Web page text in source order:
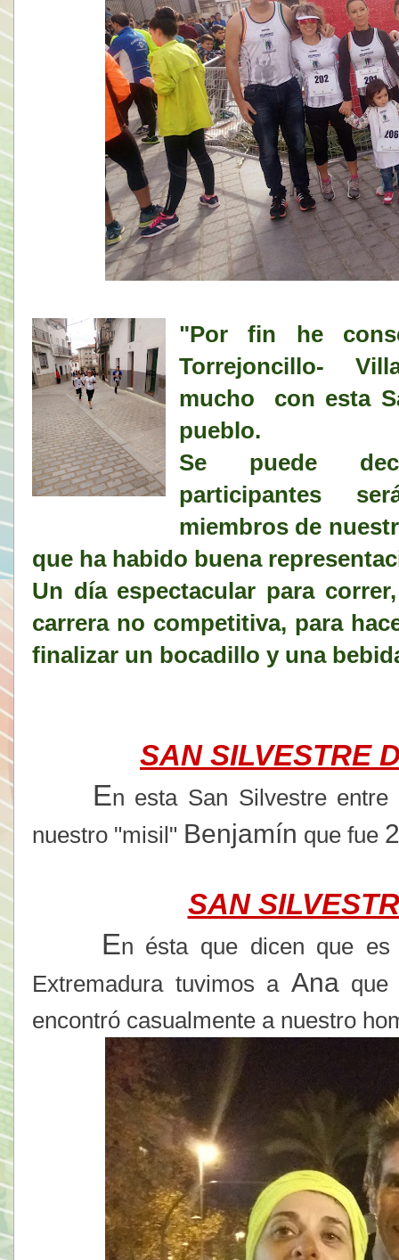
"Por fin he
Torrejoncillo-
mucho con esta
pueblo.
Se puede
participantes
miembros de
que ha habido buena
Un día espectacular para
carrera no competitiva, para
finalizar un bocadillo y una
SAN SILVESTRE
En esta San Silvestre
nuestro "misil" Benjamín que fue
SAN
En ésta que dicen que
Extremadura tuvimos a Anaque
encontró casualmente a nuestro